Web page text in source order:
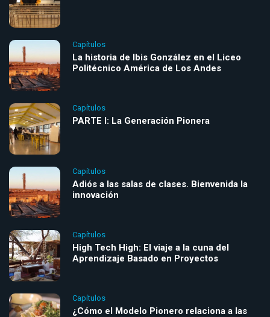
Capítulos
La historia de Ibis González en el Liceo
Politécnico América de Los Andes
Capítulos
PARTE I: La Generación Pionera
Capítulos
Adiós a las salas de clases. Bienvenida la
innovación
Capítulos
High Tech High: El viaje a la cuna del
Aprendizaje Basado en Proyectos
Capítulos
¿Cómo el Modelo Pionero relaciona a las